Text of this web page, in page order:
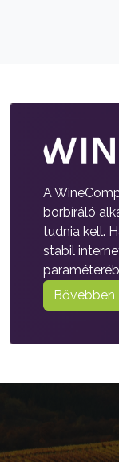
A
borbíráló
tudnia kell.
stabil
Bővebben